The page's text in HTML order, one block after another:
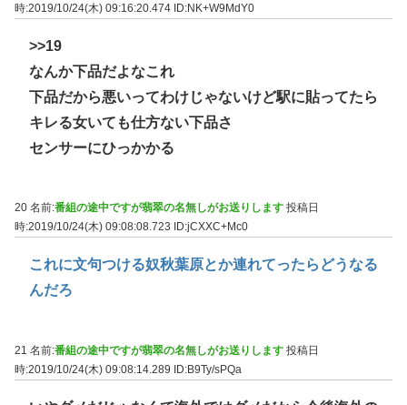
時:2019/10/24(木) 09:16:20.474 ID:NK+W9MdY0
>>19
なんか下品だよなこれ
下品だから悪いってわけじゃないけど駅に貼ってたら
キレる女いても仕方ない下品さ
センサーにひっかかる
20 名前:番組の途中ですが翡翠の名無しがお送りします 投稿日
時:2019/10/24(木) 09:08:08.723
ID:jCXXC+Mc0
これに文句つける奴秋葉原とか連れてったらどうなる
んだろ
21 名前:番組の途中ですが翡翠の名無しがお送りします 投稿日
時:2019/10/24(木) 09:08:14.289 ID:B9Ty/sPQa